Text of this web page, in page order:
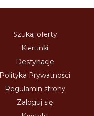
Szukaj oferty
Kierunki
Destynacje
Polityka Prywatności
Regulamin strony
Zaloguj się